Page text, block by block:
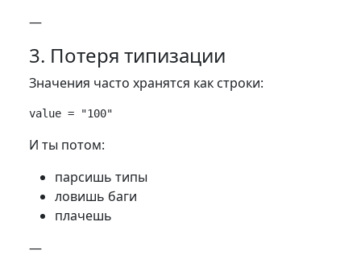
—
3. Потеря типизации
Значения часто хранятся как строки:
И ты потом:
парсишь типы
ловишь баги
плачешь
—